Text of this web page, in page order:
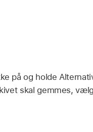
på og holde
skal gemmes,